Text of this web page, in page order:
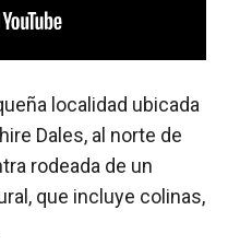
localidad ubicada
Dales, al norte de
rodeada de un
que incluye colinas,